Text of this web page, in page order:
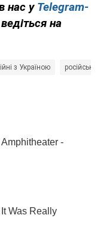
нас у Telegram-
на
з Україною